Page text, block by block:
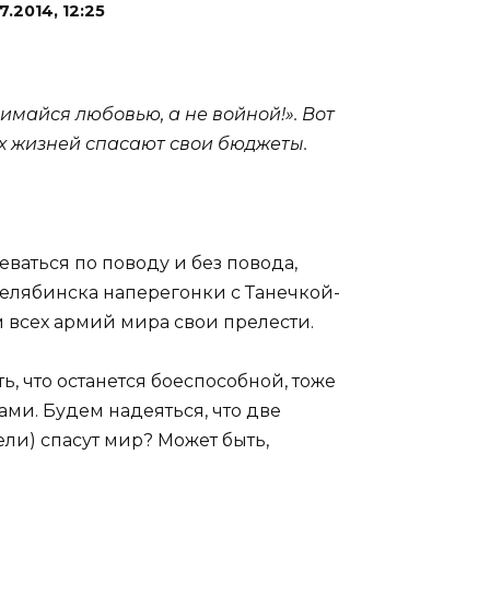
12:25
любовью, а не войной!». Вот
жизней спасают свои бюджеты.
по поводу и без повода,
наперегонки с Танечкой-
армий мира свои прелести.
что останется боеспособной, тоже
Будем надеяться, что две
спасут мир? Может быть,